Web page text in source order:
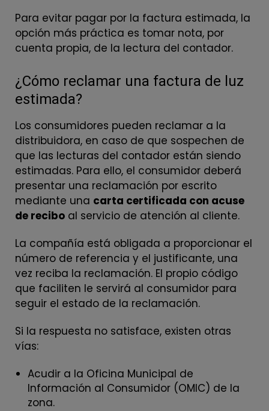
Para evitar pagar por la factura estimada, la
opción más práctica es tomar nota, por
cuenta propia, de la lectura del contador.
¿Cómo reclamar una factura de luz
estimada?
Los consumidores pueden reclamar a la
distribuidora, en caso de que sospechen de
que las lecturas del contador están siendo
estimadas. Para ello, el consumidor deberá
presentar una reclamación por escrito
mediante una carta certificada con acuse
de recibo al servicio de atención al cliente.
La compañía está obligada a proporcionar el
número de referencia y el justificante, una
vez reciba la reclamación. El propio código
que faciliten le servirá al consumidor para
seguir el estado de la reclamación.
Si la respuesta no satisface, existen otras
vías:
Acudir a la Oficina Municipal de
Información al Consumidor (OMIC) de la
zona.